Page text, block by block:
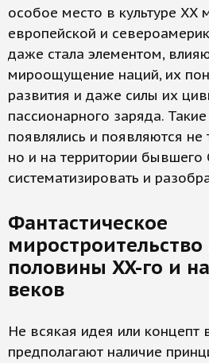
особое место в культуре XX
европейской и
даже стала элементом,
мироощущение наций, их
развития и даже силы их
пассионарного заряда.
появлялись и появляются
но и на территории
систематизировать и
Фантастическое
миростроительство
половины XX-го и
веков
Не всякая идея или концепт
предполагают наличие